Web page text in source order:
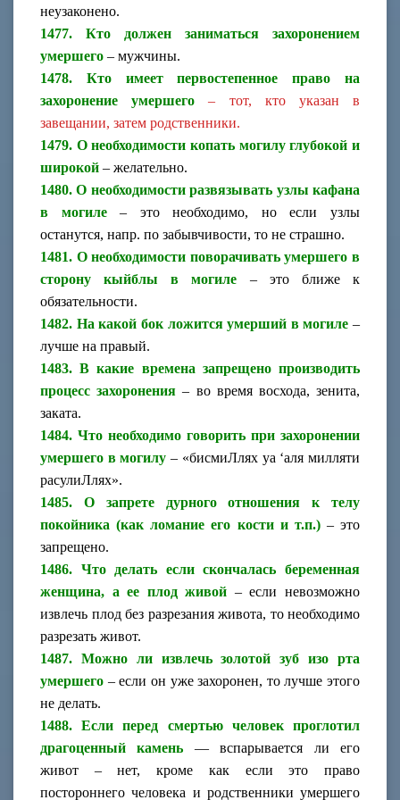
неузаконено.
1477. Кто должен заниматься захоронением
умершего – мужчины.
1478. Кто имеет первостепенное право на
захоронение умершего – тот, кто указан в
завещании, затем родственники.
1479. О необходимости копать могилу глубокой и
широкой – желательно.
1480. О необходимости развязывать узлы кафана
в могиле
– это необходимо, но если узлы
останутся, напр. по забывчивости, то не страшно.
1481. О необходимости поворачивать умершего в
сторону кыйблы в могиле
– это ближе к
обязательности.
1482. На какой бок ложится умерший в могиле –
лучше на правый.
1483. В какие времена запрещено производить
процесс захоронения – во время восхода, зенита,
заката.
1484. Что необходимо говорить при захоронении
умершего в могилу – «бисмиЛлях уа ‘аля милляти
расулиЛлях».
1485. О запрете дурного отношения к телу
покойника (как ломание его кости и т.п.) – это
запрещено.
1486. Что делать если скончалась беременная
женщина, а ее плод живой – если невозможно
извлечь плод без разрезания живота, то необходимо
разрезать живот.
1487. Можно ли извлечь золотой зуб изо рта
умершего – если он уже захоронен, то лучше этого
не делать.
1488. Если перед смертью человек проглотил
драгоценный камень
— вспарывается ли его
живот – нет, кроме как если это право
постороннего человека и родственники умершего